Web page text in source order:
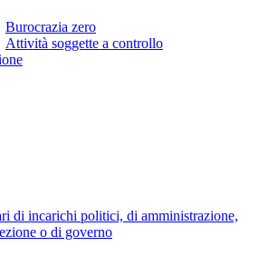
Burocrazia zero
Attività soggette a controllo
di incarichi politici, di amministrazione,
o di governo